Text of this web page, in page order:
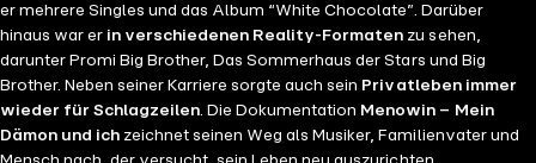
er mehrere Singles und das Album “White Chocolate”. Darüber
hinaus war er in verschiedenen Reality-Formaten zu sehen,
darunter Promi Big Brother, Das Sommerhaus der Stars und Big
Brother. Neben seiner Karriere sorgte auch sein Privatleben immer
wieder für Schlagzeilen. Die Dokumentation Menowin – Mein
Dämon und ich zeichnet seinen Weg als Musiker, Familienvater und